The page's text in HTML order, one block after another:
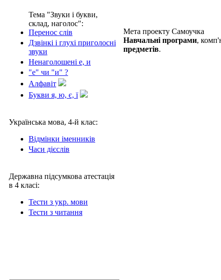
Тема "Звуки і букви,
склад, наголос":
Перенос слів
Дзвінкі і глухі приголосні
звуки
Ненаголошені е, и
"е" чи "и" ?
Алфавіт
Букви я, ю, є, ї
Українська мова, 4-й клас:
Відмінки іменників
Часи дієслів
Державна підсумкова атестація
в 4 класі:
Тести з укр. мови
Тести з читання
Мета проекту Самоучка
Навчальні програми,
предметів.